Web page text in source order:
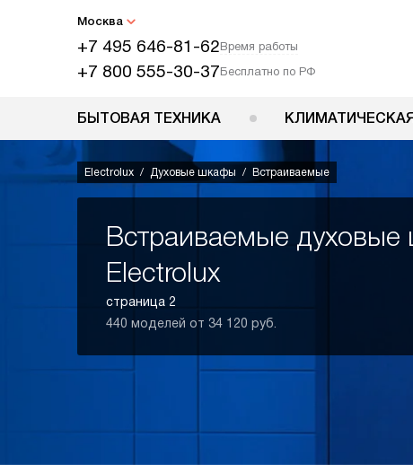
Москва
+7 495 646-81-62Время работы
+7 800 555-30-37Бесплатно по РФ
БЫТОВАЯ ТЕХНИКА
Electrolux Духовые шкафы Встраиваемые
Встраиваемые
Electrolux
страница 2
440 моделей от 34 120 руб.